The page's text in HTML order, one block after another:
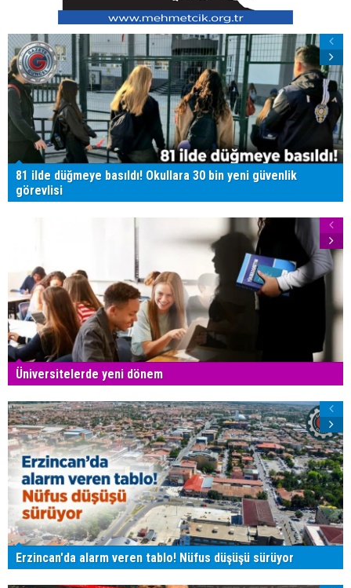
81 ilde düğmeye basıldı! Okullara 30 bin yeni güvenlik
görevlisi
Üniversitelerde yeni dönem
Erzincan'da alarm veren tablo! Nüfus düşüşü sürüyor